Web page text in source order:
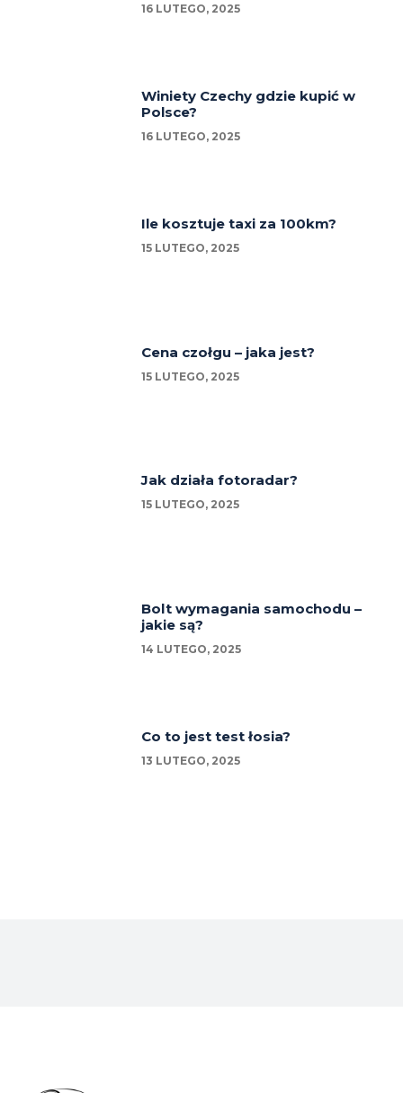
16 LUTEGO, 2025
Winiety Czechy gdzie kupić w
Polsce?
16 LUTEGO, 2025
Ile kosztuje taxi za 100km?
15 LUTEGO, 2025
Cena czołgu – jaka jest?
15 LUTEGO, 2025
Jak działa fotoradar?
15 LUTEGO, 2025
Bolt wymagania samochodu –
jakie są?
14 LUTEGO, 2025
Co to jest test łosia?
13 LUTEGO, 2025